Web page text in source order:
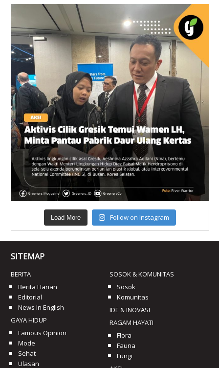
Load More Follow on Instagram
SITEMAP
BERITA
Berita Harian
Editorial
News In English
GAYA HIDUP
Famous Opinion
Mode
Sehat
Ulasan
SOSOK & KOMUNITAS
Sosok
Komunitas
IDE & INOVASI
RAGAM HAYATI
Flora
Fauna
Fungi